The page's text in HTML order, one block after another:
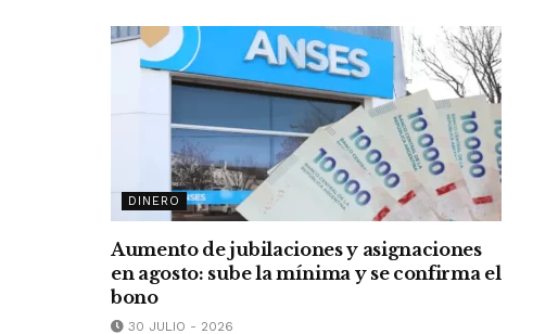
DINERO
Aumento de jubilaciones y asignaciones
en agosto: sube la mínima y se confirma el
bono
30 JULIO - 2026